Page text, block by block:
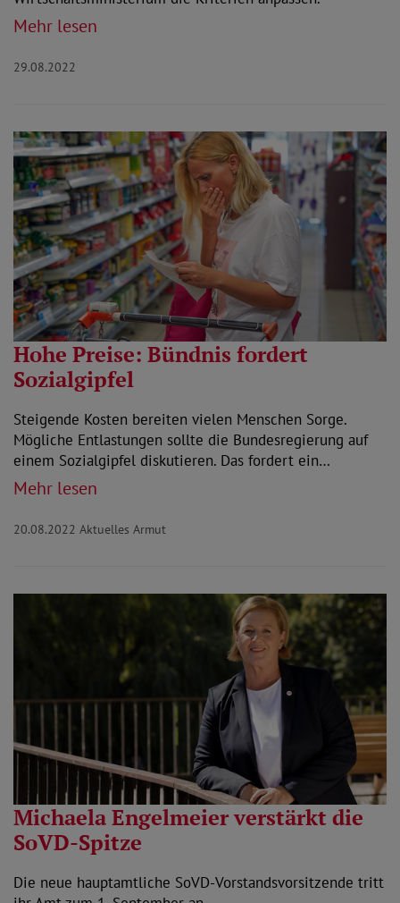
Mehr lesen
29.08.2022
Hohe Preise: Bündnis fordert
Sozialgipfel
Steigende Kosten bereiten vielen Menschen Sorge.
Mögliche Entlastungen sollte die Bundesregierung auf
einem Sozialgipfel diskutieren. Das fordert ein…
Mehr lesen
20.08.2022 Aktuelles Armut
Michaela Engelmeier verstärkt die
SoVD-Spitze
Die neue hauptamtliche SoVD-Vorstandsvorsitzende tritt